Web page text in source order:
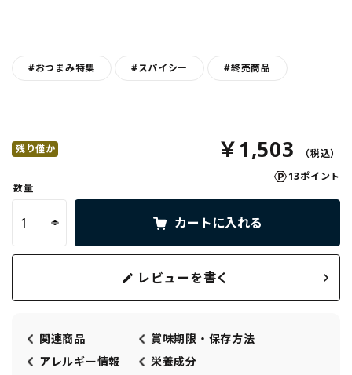
#おつまみ特集 #スパイシー #終売商品
残り僅か ￥1,503
13ポイント
数量
カートに入れる
レビューを書く
関連商品
賞味期限・保存方法
アレルギー情報
栄養成分